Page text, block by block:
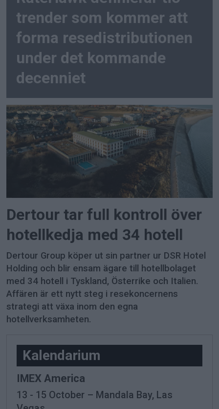
trender som kommer att
forma resedistributionen
under det kommande
decenniet
Dertour tar full kontroll över
hotellkedja med 34 hotell
Dertour Group köper ut sin partner ur DSR Hotel
Holding och blir ensam ägare till hotellbolaget
med 34 hotell i Tyskland, Österrike och Italien.
Affären är ett nytt steg i resekoncernens
strategi att växa inom den egna
hotellverksamheten.
Kalendarium
IMEX America
13 - 15 October – Mandala Bay, Las